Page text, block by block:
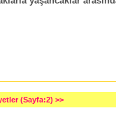
(Sayfa:2) >>